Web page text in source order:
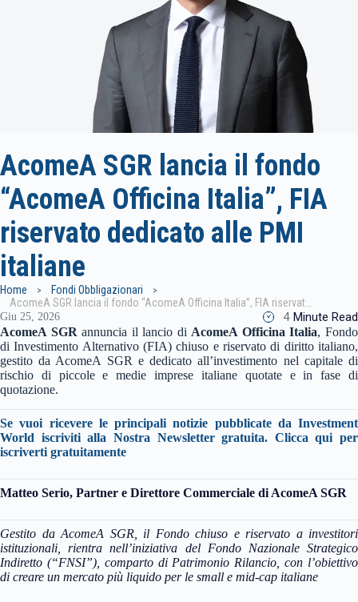
AcomeA SGR lancia il fondo
“AcomeA Officina Italia”, FIA
riservato dedicato alle PMI
italiane
Home
Fondi Obbligazionari
Giu 25, 2026 4 Minute Read
AcomeA SGR annuncia il lancio di AcomeA Officina Italia, Fondo
di Investimento Alternativo (FIA) chiuso e riservato di diritto italiano,
gestito da AcomeA SGR e dedicato all’investimento nel capitale di
rischio di piccole e medie imprese italiane quotate e in fase di
quotazione.
Se vuoi ricevere le principali notizie pubblicate da Investment
World iscriviti alla Nostra Newsletter gratuita. Clicca qui per
iscriverti gratuitamente
Matteo Serio, Partner e Direttore Commerciale di AcomeA SGR
Gestito da AcomeA SGR, il Fondo chiuso e riservato a investitori
istituzionali, rientra nell’iniziativa del Fondo Nazionale Strategico
Indiretto (“FNSI”), comparto di Patrimonio Rilancio, con l’obiettivo
di creare un mercato più liquido per le small e mid-cap italiane